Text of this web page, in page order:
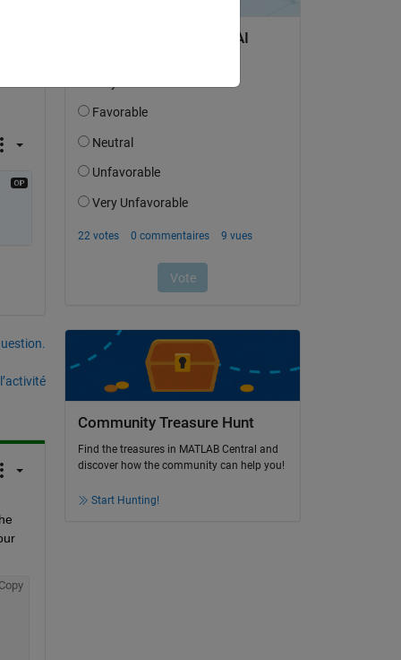
Copy
Community Treasure Hunt
Find the treasures in MATLAB Central and
discover how the community can help you!
Start Hunting!